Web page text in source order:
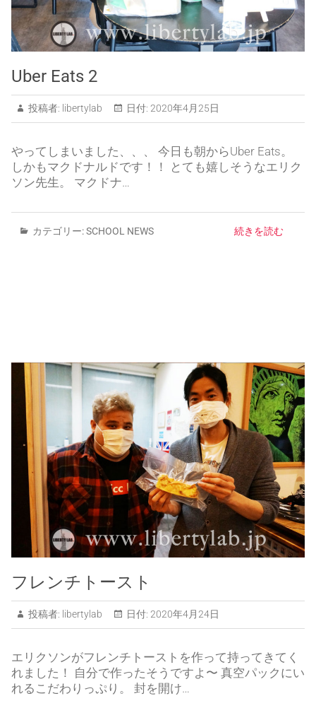
Uber Eats 2
投稿者: libertylab 日付: 2020年4月25日
やってしまいました、、、 今日も朝からUber Eats。
しかもマクドナルドです！！ とても嬉しそうなエリク
ソン先生。 マクドナ…
カテゴリー:SCHOOL NEWS 続きを読む
フレンチトースト
投稿者: libertylab 日付: 2020年4月24日
エリクソンがフレンチトーストを作って持ってきてく
れました！ 自分で作ったそうですよ〜 真空パックにい
れるこだわりっぷり。 封を開け…